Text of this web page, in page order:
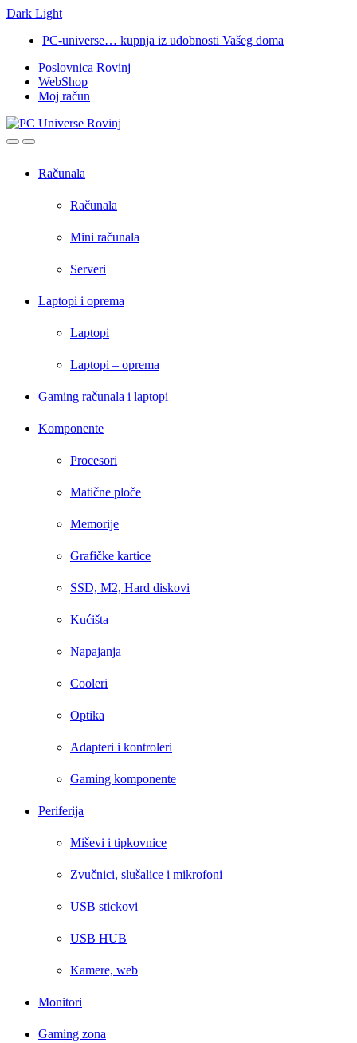
Dark Light
navigation
content
PC-universe… kupnja iz udobnosti Vašeg doma
Poslovnica Rovinj
WebShop
Moj račun
OpenClose
Računala
Računala
Mini računala
Serveri
Laptopi i oprema
Laptopi
Laptopi – oprema
Gaming računala i laptopi
Komponente
Procesori
Matične ploče
Memorije
Grafičke kartice
SSD, M2, Hard diskovi
Kućišta
Napajanja
Cooleri
Optika
Adapteri i kontroleri
Gaming komponente
Periferija
Miševi i tipkovnice
Zvučnici, slušalice i mikrofoni
USB stickovi
USB HUB
Kamere, web
Monitori
Gaming zona